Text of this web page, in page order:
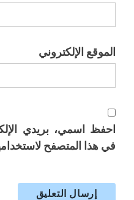
الموقع الإلكتروني
احفظ اسمي، بريدي
في هذا المتصفح